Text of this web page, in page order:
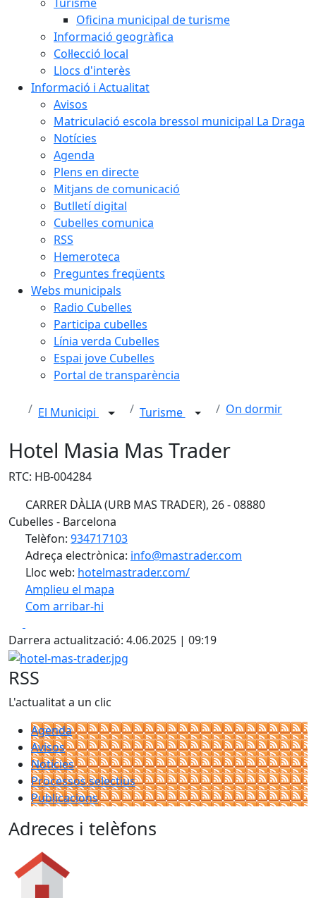
Oficina municipal de turisme
Informació geogràfica
Col·lecció local
Llocs d'interès
Informació i Actualitat
Avisos
Matriculació escola bressol municipal La Draga
Notícies
Agenda
Plens en directe
Mitjans de comunicació
Butlletí digital
Cubelles comunica
RSS
Hemeroteca
Preguntes freqüents
Webs municipals
Radio Cubelles
Participa cubelles
Línia verda Cubelles
Espai jove Cubelles
Portal de transparència
El Municipi Turisme On dormir
Hotel Masia Mas Trader
RTC: HB-004284
CARRER DÀLIA (URB MAS TRADER), 26 - 08880
Cubelles - Barcelona
Telèfon: 934717103
Adreça electrònica: info@mastrader.com
Lloc web: hotelmastrader.com/
Amplieu el mapa
Com arribar-hi
+
−
Darrera actualització: 4.06.2025 | 09:19
hotel-mas-trader.jpg
RSS
L'actualitat a un clic
Agenda
Avisos
Notícies
Processos selectius
Publicacions
Adreces i telèfons